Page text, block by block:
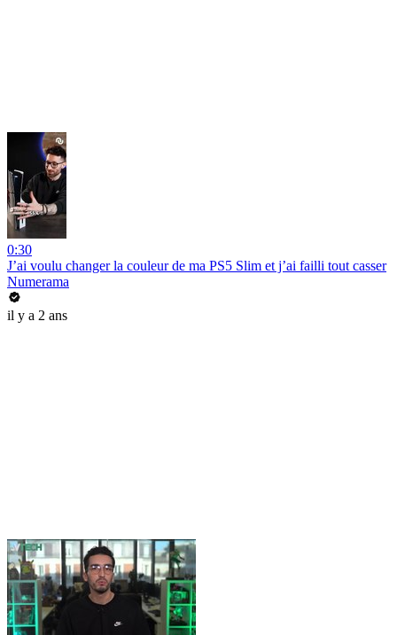
0:30
J’ai voulu changer la couleur de ma PS5 Slim et j’ai failli tout casser
Numerama
il y a 2 ans